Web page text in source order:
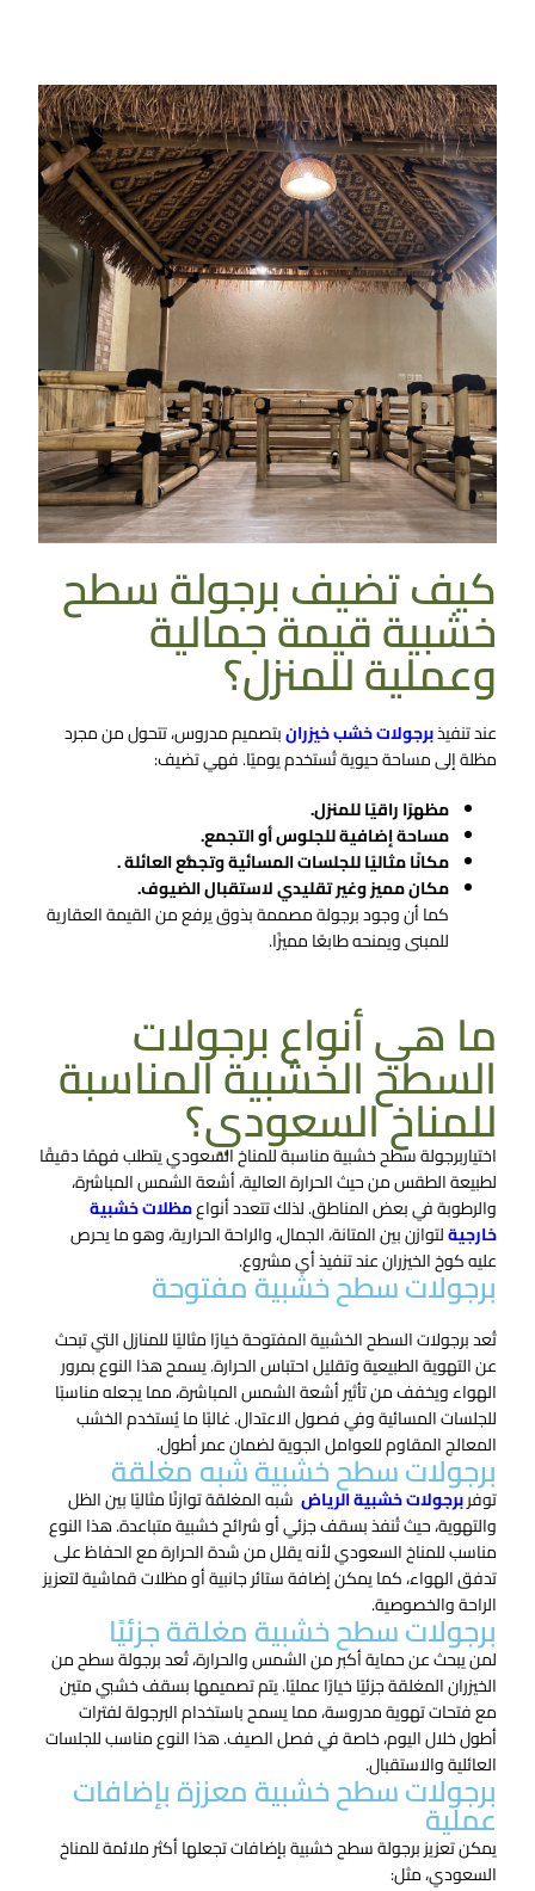
كيف تضيف برجولة سطح​
خشبية قيمة جمالية
وعملية للمنزل؟
عند تنفيذبرجولات خشب خيزرانبتصميم مدروس، تتحول من مجرد
مظلة إلى مساحة حيوية تُستخدم يوميًا. فهي تضيف:
مظهرًا راقيًا للمنزل.
مساحة إضافية للجلوس أو التجمع.
مكانًا مثاليًا للجلسات المسائية وتجمُّع العائلة .
مكان مميز وغير تقليدي لاستقبال الضيوف.
كما أن وجود برجولة مصممة بذوق يرفع من القيمة العقارية
للمبنى ويمنحه طابعًا مميزًا.
ما هي أنواع برجولات
السطح الخشبية المناسبة
للمناخ السعودي؟
اختياربرجولة سطح​ خشبية مناسبة للمناخ السعودي يتطلب فهمًا دقيقًا
لطبيعة الطقس من حيث الحرارة العالية، أشعة الشمس المباشرة،
والرطوبة في بعض المناطق. لذلك تتعدد أنواعمظلات خشبية
خارجيةلتوازن بين المتانة، الجمال، والراحة الحرارية، وهو ما يحرص
عليه كوخ الخيزران عند تنفيذ أي مشروع.
برجولات سطح خشبية مفتوحة
تُعد برجولات السطح الخشبية المفتوحة خيارًا مثاليًا للمنازل التي تبحث
عن التهوية الطبيعية وتقليل احتباس الحرارة. يسمح هذا النوع بمرور
الهواء ويخفف من تأثير أشعة الشمس المباشرة، مما يجعله مناسبًا
للجلسات المسائية وفي فصول الاعتدال. غالبًا ما يُستخدم الخشب
المعالج المقاوم للعوامل الجوية لضمان عمر أطول.
برجولات سطح خشبية شبه مغلقة
توفربرجولات خشبية الرياض شبه المغلقة توازنًا مثاليًا بين الظل
والتهوية، حيث تُنفذ بسقف جزئي أو شرائح خشبية متباعدة. هذا النوع
مناسب للمناخ السعودي لأنه يقلل من شدة الحرارة مع الحفاظ على
تدفق الهواء، كما يمكن إضافة ستائر جانبية أو مظلات قماشية لتعزيز
الراحة والخصوصية.
برجولات سطح خشبية مغلقة جزئيًا
لمن يبحث عن حماية أكبر من الشمس والحرارة، تُعد برجولة سطح من
الخيزران المغلقة جزئيًا خيارًا عمليًا. يتم تصميمها بسقف خشبي متين
مع فتحات تهوية مدروسة، مما يسمح باستخدام البرجولة لفترات
أطول خلال اليوم، خاصة في فصل الصيف. هذا النوع مناسب للجلسات
العائلية والاستقبال.
برجولات سطح خشبية معززة بإضافات
عملية
يمكن تعزيز برجولة سطح​ خشبية بإضافات تجعلها أكثر ملائمة للمناخ
السعودي، مثل: